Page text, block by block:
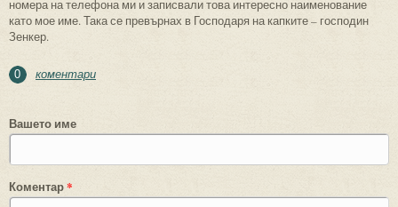
номера на телефона ми и записвали това интересно наименование
като мое име. Така се превърнах в Господаря на капките – господин
Зенкер.
0 коментари
Вашето име
Коментар*